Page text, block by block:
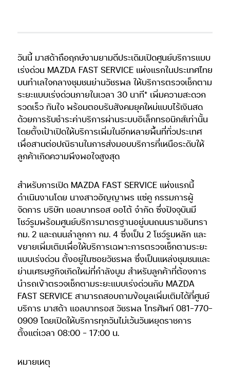
วันนี้ มาสด้าถือฤกษ์งามยามดีประเดิมเปิดศูนย์บริการแบบ
เร่งด่วน MAZDA FAST SERVICE แห่งแรกในประเทศไทย
บนทำเลใจกลางชุมชนย่านวัชรพล ให้บริการตรวจเช็กตาม
ระยะแบบเร่งด่วนภายในเวลา 30 นาที* เพิ่มความสะดวก
รวดเร็ว ทันใจ พร้อมตอบรับสังคมยุคใหม่แบบไร้เงินสด
ด้วยการรับชำระค่าบริการผ่านระบบอิเล็กทรอนิกส์เท่านั้น
โดยตั้งเป้าเปิดให้บริการเพิ่มในอีกหลายพื้นที่ทั่วประเทศ
เพื่อสานต่อปณิธานในการส่งมอบบริการที่เหนือระดับให้
ลูกค้าเกิดความพึงพอใจสูงสุด
สำหรับการเปิด MAZDA FAST SERVICE แห่งแรกนี้
ดำเนินงานโดย นางสาวอัญญาพร แซ่คู กรรมการผู้
จัดการ บริษัท แอลบาทรอส ออโต้ จำกัด ซึ่งปัจจุบันมี
โชว์รูมพร้อมศูนย์บริการมาตรฐานอยู่บนถนนรามอินทรา
กม. 2 และถนนลำลูกกา กม. 4 ซึ่งเป็น 2 โชว์รูมหลัก และ
ขยายเพิ่มเติมเพื่อให้บริการเฉพาะการตรวจเช็กตามระยะ
แบบเร่งด่วน ตั้งอยู่ในซอยวัชรพล ซึ่งเป็นแหล่งชุมชนและ
ย่านเศรษฐกิจเกิดใหม่ที่กำลังบูม สำหรับลูกค้าที่ต้องการ
นำรถเข้าตรวจเช็กตามระยะแบบเร่งด่วนกับ MAZDA
FAST SERVICE สามารถสอบถามข้อมูลเพิ่มเติมได้ที่ศูนย์
บริการ มาสด้า แอลบาทรอส วัชรพล โทรศัพท์ 081-770-
0909 โดยเปิดให้บริการทุกวันไม่เว้นวันหยุดราชการ
ตั้งแต่เวลา 08:00 – 17:00 น.
หมายเหตุ